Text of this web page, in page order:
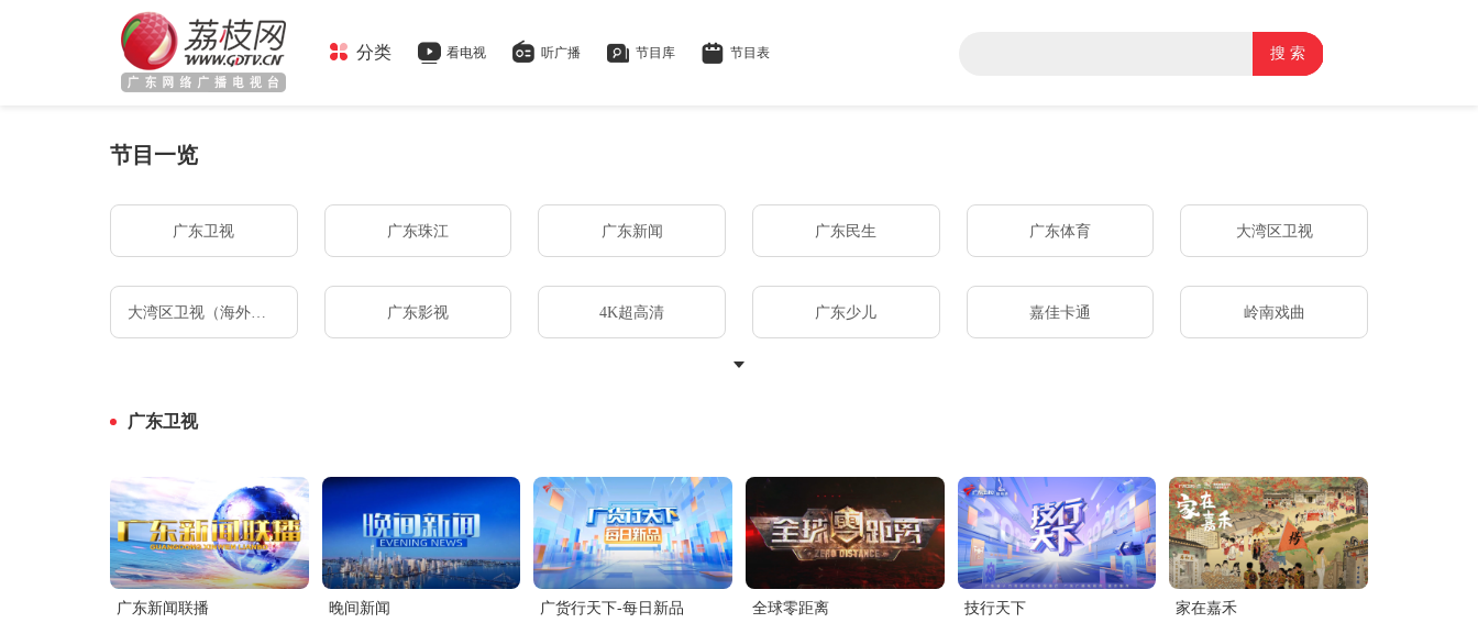
分类 看电视 听广播 节目库 节目表 搜 索
节目一览
广东卫视 广东珠江 广东新闻 广东民生 广东体育 大湾区卫视
大湾区卫视（海外版） 广东影视 4K超高清 广东少儿 嘉佳卡通 岭南戏曲
特别直播 剧集 广东新闻广播 珠江经济台 音乐之声
交通之声 南方生活广播 城市之声 文体广播 珠江之声 股市广播
广东卫视
广东新闻联播 晚间新闻 广货行天下-每日新品 全球零距离 技行天下 家在嘉禾